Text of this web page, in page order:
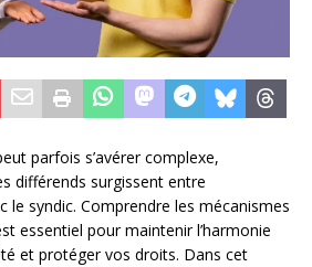
parfois s’avérer complexe,
différends surgissent entre
le syndic. Comprendre les mécanismes
essentiel pour maintenir l’harmonie
et protéger vos droits. Dans cet